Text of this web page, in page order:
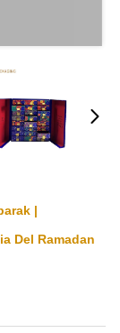
|
Del Ramadan